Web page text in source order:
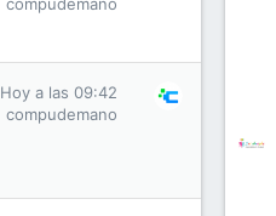
compudemano
Hoy a las 09:42
compudemano